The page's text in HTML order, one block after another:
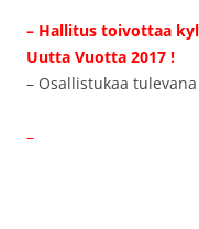
– Hallitus toivottaa
Uutta Vuotta 2017 !
– Osallistukaa
–